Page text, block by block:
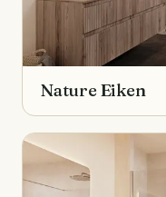
Nature Eiken